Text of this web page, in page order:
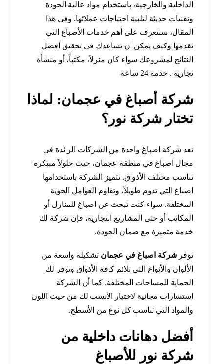
الداخلية والخارجية، باستخدام مواد عالية الجودة
وتقنيات حديثة لتلبية احتياجات عملائها. وفي هذا
المقال، سنتعرف على أهم خدمات الأصباغ التي
تقدمها وكيف يمكن أن تساعدك في تحقيق أفضل
النتائج لمشروعك سواء كان منزلاً، مكتباً، أو منشأة
تجارية . خدمة 24 ساعة
شركة أصباغ في عجمان: لماذا
تختار شركة نور؟
تعد شركة اصباغ واحدة من الشركات الرائدة في
مجال اصباغ في منطقة عجمان، حيث حلولاً مبتكرة
تناسب مختلف الأذواق. تتميز الشركة باستخدامها
اصباغ التي تدوم طويلاً، وتقاوم العوامل الجوية
المختلفة. سواء كنت تبحث عن اصباغ للمنازل أو
المكاتب أو حتى المشاريع التجارية، فإن شركة لك
خدمة متميزة مع ضمان الجودة.
توفرشركة اصباغ في عجمان تشكيلة واسعة من
الألوان والأنواع التي تلائم كافة الأذواق وتوفر لك
الحماية للمساحات المختلفة. كما أن الشركة
استشارات مجانية لاختيار الأنسب لك من حيث اللون
والمواد التي تناسب كل نوع من الأسطح.
أفضل دهانات داخلية من
شركة نور للأصباغ